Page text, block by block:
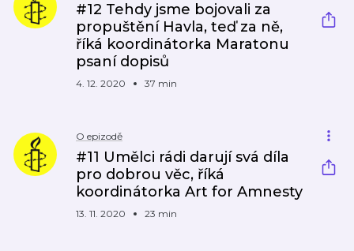
#12 Tehdy jsme bojovali za
propuštění Havla, teď za ně,
říká koordinátorka Maratonu
psaní dopisů
4. 12. 2020 37 min
O epizodě
#11 Umělci rádi darují svá díla
pro dobrou věc, říká
koordinátorka Art for Amnesty
13. 11. 2020 23 min